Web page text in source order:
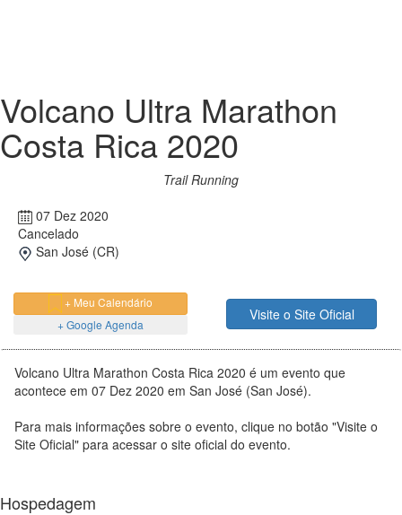
Volcano Ultra Marathon
Costa Rica 2020
Trail Running
07 Dez 2020
Cancelado
San José (CR)
+ Meu Calendário
+ Google Agenda
Visite o Site Oficial
Volcano Ultra Marathon Costa Rica 2020 é um evento que
acontece em 07 Dez 2020 em San José (San José).
Para mais informações sobre o evento, clique no botão "Visite o
Site Oficial" para acessar o site oficial do evento.
Hospedagem